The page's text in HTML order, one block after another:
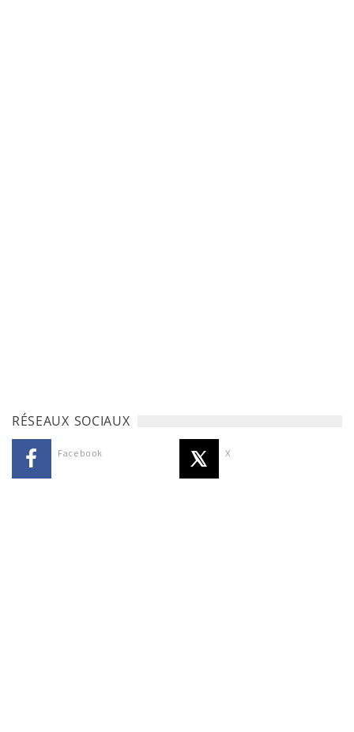
RÉSEAUX SOCIAUX
Facebook X